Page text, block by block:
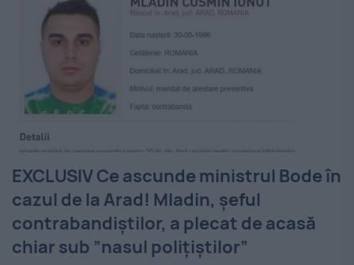
EXCLUSIV Ce ascunde ministrul Bode în
cazul de la Arad! Mladin, șeful
contrabandiștilor, a plecat de acasă
chiar sub ”nasul polițiștilor”